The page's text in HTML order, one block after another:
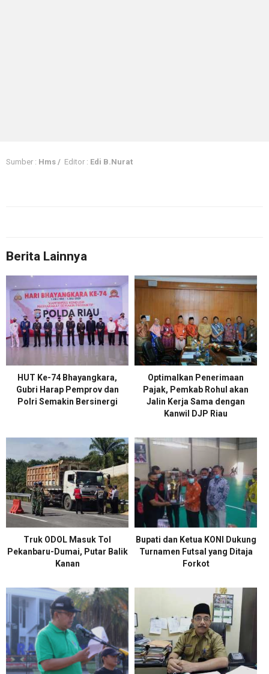
Sumber : Hms / Editor : Edi B.Nurat
Berita Lainnya
HUT Ke-74 Bhayangkara,
Gubri Harap Pemprov dan
Polri Semakin Bersinergi
Optimalkan Penerimaan
Pajak, Pemkab Rohul akan
Jalin Kerja Sama dengan
Kanwil DJP Riau
Truk ODOL Masuk Tol
Pekanbaru-Dumai, Putar Balik
Kanan
Bupati dan Ketua KONI Dukung
Turnamen Futsal yang Ditaja
Forkot